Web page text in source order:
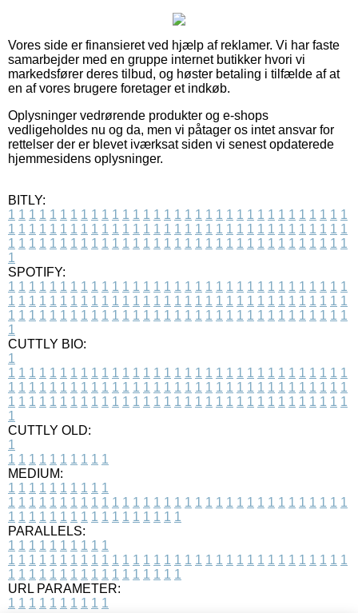
Vores side er finansieret ved hjælp af reklamer. Vi har faste
samarbejder med en gruppe internet butikker hvori vi
markedsfører deres tilbud, og høster betaling i tilfælde af at
en af vores brugere foretager et indkøb.
Oplysninger vedrørende produkter og e-shops
vedligeholdes nu og da, men vi påtager os intet ansvar for
rettelser der er blevet iværksat siden vi senest opdaterede
hjemmesidens oplysninger.
BITLY:
1 1 1 1 1 1 1 1 1 1 1 1 1 1 1 1 1 1 1 1 1 1 1 1 1 1 1 1 1 1 1 1 1
1 1 1 1 1 1 1 1 1 1 1 1 1 1 1 1 1 1 1 1 1 1 1 1 1 1 1 1 1 1 1 1 1
1 1 1 1 1 1 1 1 1 1 1 1 1 1 1 1 1 1 1 1 1 1 1 1 1 1 1 1 1 1 1 1 1
1
SPOTIFY:
1 1 1 1 1 1 1 1 1 1 1 1 1 1 1 1 1 1 1 1 1 1 1 1 1 1 1 1 1 1 1 1 1
1 1 1 1 1 1 1 1 1 1 1 1 1 1 1 1 1 1 1 1 1 1 1 1 1 1 1 1 1 1 1 1 1
1 1 1 1 1 1 1 1 1 1 1 1 1 1 1 1 1 1 1 1 1 1 1 1 1 1 1 1 1 1 1 1 1
1
CUTTLY BIO:
1
1 1 1 1 1 1 1 1 1 1 1 1 1 1 1 1 1 1 1 1 1 1 1 1 1 1 1 1 1 1 1 1 1
1 1 1 1 1 1 1 1 1 1 1 1 1 1 1 1 1 1 1 1 1 1 1 1 1 1 1 1 1 1 1 1 1
1 1 1 1 1 1 1 1 1 1 1 1 1 1 1 1 1 1 1 1 1 1 1 1 1 1 1 1 1 1 1 1 1
1
CUTTLY OLD:
1
1 1 1 1 1 1 1 1 1 1
MEDIUM:
1 1 1 1 1 1 1 1 1 1
1 1 1 1 1 1 1 1 1 1 1 1 1 1 1 1 1 1 1 1 1 1 1 1 1 1 1 1 1 1 1 1 1
1 1 1 1 1 1 1 1 1 1 1 1 1 1 1 1 1
PARALLELS:
1 1 1 1 1 1 1 1 1 1
1 1 1 1 1 1 1 1 1 1 1 1 1 1 1 1 1 1 1 1 1 1 1 1 1 1 1 1 1 1 1 1 1
1 1 1 1 1 1 1 1 1 1 1 1 1 1 1 1 1
URL PARAMETER:
1 1 1 1 1 1 1 1 1 1